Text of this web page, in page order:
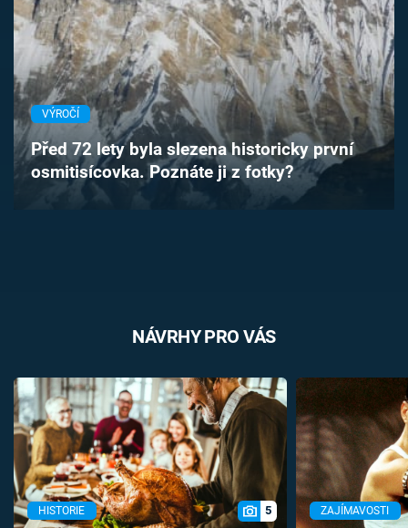
Pořady
TV Program
Časopis
Sledujte prima+
VÝROČÍ
Před 72 lety byla slezena historicky první
osmitisícovka. Poznáte ji z fotky?
NÁVRHY PRO VÁS
HISTORIE 5 ZAJÍMAVOSTI